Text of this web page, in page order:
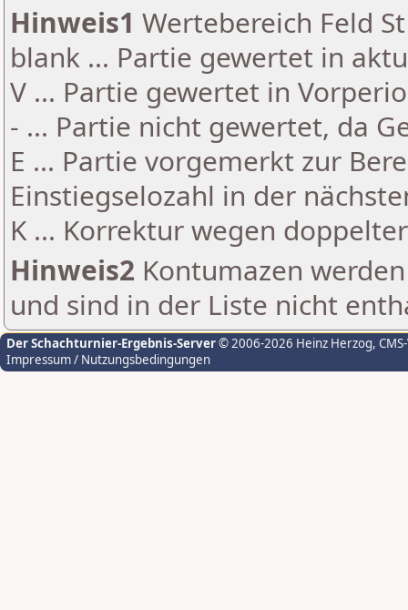
Hinweis1 Wertebereich Feld
blank ... Partie gewertet in
V ... Partie gewertet in
- ... Partie nicht gewertet, da
E ... Partie vorgemerkt zur
Einstiegselozahl in der
K ... Korrektur wegen
Hinweis2 Kontumazen
und sind in der Liste nicht
Der Schachturnier-Ergebnis-Server© 2006-2026 Heinz Herzog,
Impressum / Nutzungsbedingungen